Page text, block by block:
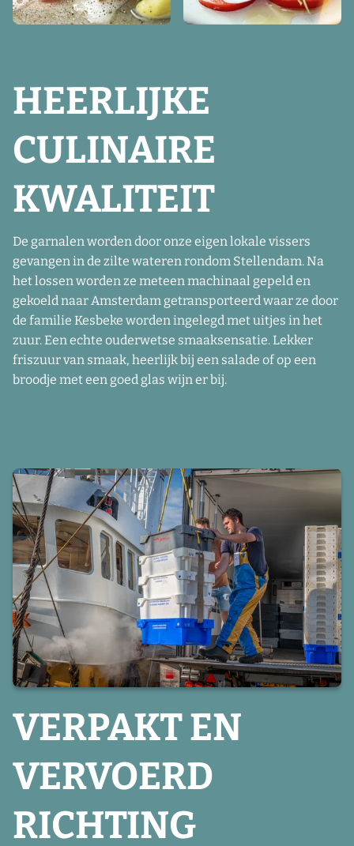
HEERLIJKE
CULINAIRE
KWALITEIT
De garnalen worden door onze eigen lokale vissers
gevangen in de zilte wateren rondom Stellendam. Na
het lossen worden ze meteen machinaal gepeld en
gekoeld naar Amsterdam getransporteerd waar ze door
de familie Kesbeke worden ingelegd met uitjes in het
zuur. Een echte ouderwetse smaaksensatie. Lekker
friszuur van smaak, heerlijk bij een salade of op een
broodje met een goed glas wijn er bij.
VERPAKT EN
VERVOERD
RICHTING